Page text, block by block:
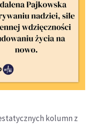
kolumn z